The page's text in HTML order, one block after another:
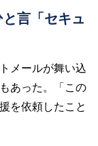
言「セキュ
メールが舞い込
あった。「この
を依頼したこと